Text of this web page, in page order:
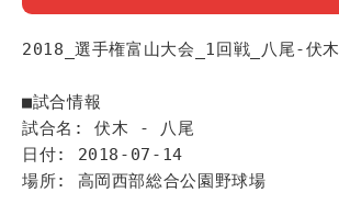
2018_選手権富山大会_1回戦_八尾-伏木
■試合情報
試合名: 伏木 - 八尾
日付: 2018-07-14
場所: 高岡西部総合公園野球場